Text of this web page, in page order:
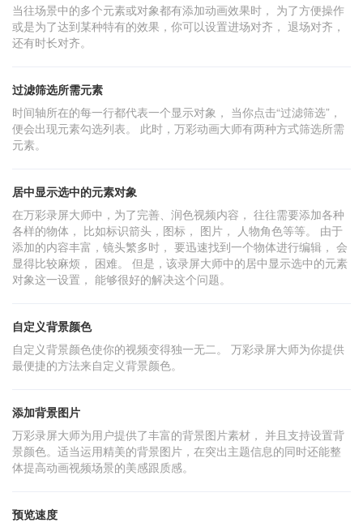
当往场景中的多个元素或对象都有添加动画效果时， 为了方便操作
或是为了达到某种特有的效果，你可以设置进场对齐， 退场对齐，
还有时长对齐。
过滤筛选所需元素
时间轴所在的每一行都代表一个显示对象， 当你点击“过滤筛选”，
便会出现元素勾选列表。 此时，万彩动画大师有两种方式筛选所需
元素。
居中显示选中的元素对象
在万彩录屏大师中，为了完善、润色视频内容， 往往需要添加各种
各样的物体， 比如标识箭头，图标， 图片， 人物角色等等。 由于
添加的内容丰富，镜头繁多时， 要迅速找到一个物体进行编辑， 会
显得比较麻烦， 困难。 但是，该录屏大师中的居中显示选中的元素
对象这一设置， 能够很好的解决这个问题。
自定义背景颜色
自定义背景颜色使你的视频变得独一无二。 万彩录屏大师为你提供
最便捷的方法来自定义背景颜色。
添加背景图片
万彩录屏大师为用户提供了丰富的背景图片素材， 并且支持设置背
景颜色。适当运用精美的背景图片，在突出主题信息的同时还能整
体提高动画视频场景的美感跟质感。
预览速度